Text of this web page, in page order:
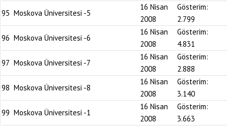
95 Moskova Üniversitesi -5
16 Nisan
2008
Gösterim:
2.799
96 Moskova Üniversitesi -6
16 Nisan
2008
Gösterim:
4.831
97 Moskova Üniversitesi -7
16 Nisan
2008
Gösterim:
2.888
98 Moskova Üniversitesi -8
16 Nisan
2008
Gösterim:
3.140
99 Moskova Üniversitesi -1
16 Nisan
2008
Gösterim:
3.663